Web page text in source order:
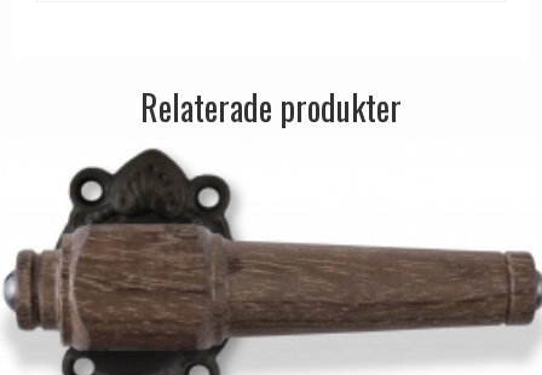
Relaterade produkter